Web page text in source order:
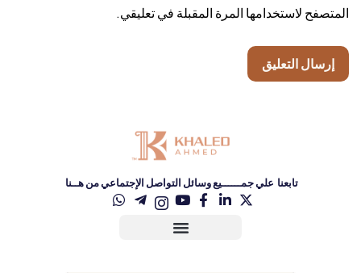
المتصفح لاستخدامها المرة المقبلة في تعليقي.
تابعنا علي جمــــــيع وسائل التواصل الإجتماعي من هــنا